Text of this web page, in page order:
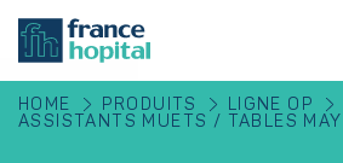
HOME PRODUITS
LIGNE OP
ASSISTANTS MUETS / TABLES